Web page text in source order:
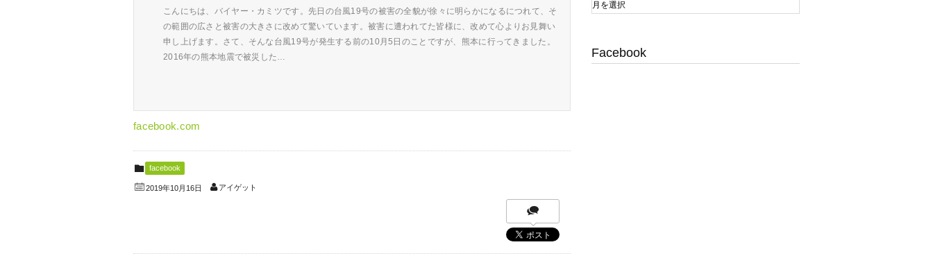
こんにちは、バイヤー・カミツです。先日の台風19号の被害の全貌が徐々に明らかになるにつれて、そ
の範囲の広さと被害の大きさに改めて驚いています。被害に遭われてた皆様に、改めて心よりお見舞い
申し上げます。さて、そんな台風19号が発生する前の10月5日のことですが、熊本に行ってきました。
2016年の熊本地震で被災した…
facebook.com
facebook
2019年10月16日 アイゲット
Facebook